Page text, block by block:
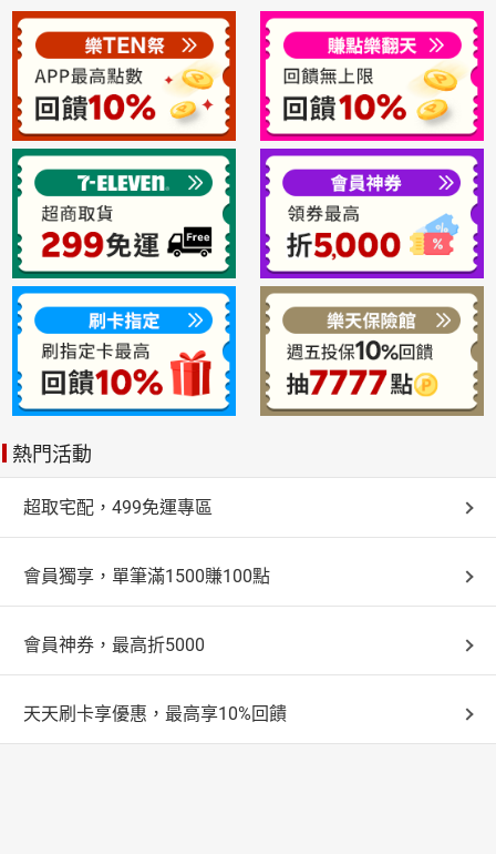
次確認資料。
7-11門市取貨付款
當您在樂天網站購買商品時，可利用7-11 門市取貨付款的服務
(即商品至您所指定的7-11門市後，於取貨時再付款)
您可選擇方便取貨的門市，待商品送達門市後會以電子郵件通知
您，請於指定期間內完成取貨付款。
※請留意：若消費金額超過兩萬，不適用此付款配送流程。
全家門市取貨付款
當您在樂天網站購買商品時，可利用全家門市取貨付款的服務
(即商品至您所指定的全家門市後，於取貨時再付款)
您可選擇方便取貨的門市，待商品送達門市後會以電子郵件通知
您，請於指定期間內完成取貨付款。
※請留意：若消費金額超過兩萬，不適用此付款配送流程。
LINE Pay 是 LINE 推出的行動支付平台，綁定任一發卡銀行的信
用卡/簽帳金融卡，結帳時輸入專屬密碼即可完成付款。
LINE Pay 亦與一卡通公司合作推出 一卡通MONEY，註冊並連結
銀行帳戶儲值，即可使用儲值金額付款。
將 LINE 應用程式更新至最新版本。
您在樂天網站購買商品時，可利用全台【ATM】進行付款。當您
樂天所登錄的信箱中。
全家門市取貨
當您在樂天網站購買商品時，可利用全家門市取貨付款
的服務(即商品至您所指定的全家門市後，於取貨時再付
款)
您可選擇方便取貨的門市，待商品送達門市後會以電子
郵件通知您，請於指定期間內完成取貨付款。
※請留意：若消費金額超過兩萬，不適用此付款配送流
程。
宅配通/常溫
當您在樂天網站購買商品時，可利用台灣宅配通配送服
務，本公司在確認訂單後，會盡快將商品送達指定配送
※請務必留下可連絡之通訊電話，以利宅配公司連繫。
例外情事不在此限。
提醒您：
※取消訂單/退貨時，您與本店鋪應互負回復原狀之責，故
商品應為全新狀態（需回復至商品到貨時之狀態），並保
持完整包裝（包括主要商品、週邊相關配件、保證書、附
隨文件、贈品或發票等，以及原包裝、外盒），請勿於商
品本體外盒直接黏貼宅配單或書寫文字。
※猶豫期非試用期，若商品有損毀、磨損、刮傷、髒污、
包裝破損、減少等...非完整、全新之狀態，本店鋪將向您
酌收回復原狀之費用，或依商品之狀況按比例，向您請求
商品之價額。
二、您欲取消訂單或辦理退貨時，請登入樂天市場，並於
「我的訂單」中點選「瀏覽訂單明細」>「申請取消訂單/
退貨」，本店鋪將依您的申請進行確認。
三、依據消費者保護法第十九條第二項及通訊交易解除權
合理例外情事適用準則之規定，請您訂購前留意下列資
訊：
(一).本店鋪對於下列商品或服務，恕不提供消費者保護法
質，例如現做餐盒或蔬果、蛋糕或鮮奶等。
2. 依您要求所為之客製化商品，例如：依指示所刻印之印
章、量身訂製之服裝等。
問您的密碼，亦不會主動將您的資料外流出去。敝公司所
獲得的用戶重要信息(地址、姓名、電子信箱等)決不會轉
讓或使用於第三方，但法院、警察機構等國家機關的調用
提請，則不在此限。
熱門活動
超取宅配，499免運專區
會員獨享，單筆滿1500賺100點
會員神券，最高折5000
天天刷卡享優惠，最高享10%回饋